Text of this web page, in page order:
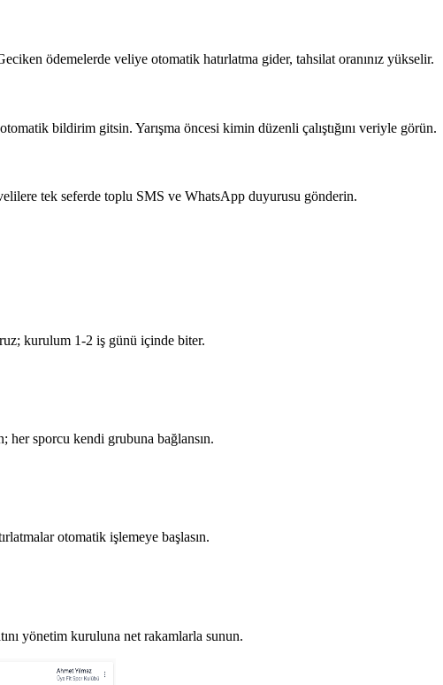
ödemelerde veliye otomatik hatırlatma gider, tahsilat oranınız yükselir.
bildirim gitsin. Yarışma öncesi kimin düzenli çalıştığını veriyle görün.
tek seferde toplu SMS ve WhatsApp duyurusu gönderin.
kurulum 1-2 iş günü içinde biter.
her sporcu kendi grubuna bağlansın.
otomatik işlemeye başlasın.
yönetim kuruluna net rakamlarla sunun.